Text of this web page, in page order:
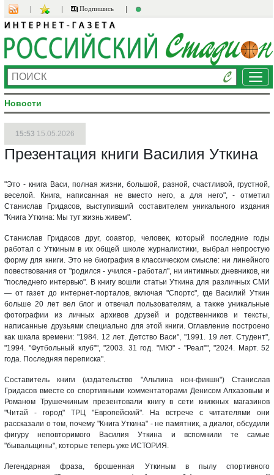
Подпишись
Новости
15:53 15.05.2026
Презентация книги Василия Уткина
"Это - книга Васи, полная жизни, большой, разной, счастливой, грустной,
веселой. Книга, написанная не вместо него, а для него", - отметил
Станислав Гридасов, выступивший составителем уникального издания
"Книга Уткина: Мы тут жизнь живем".
Станислав Гридасов друг, соавтор, человек, который последние годы
работал с Уткиным в их общей школе журналистики, выбрал непростую
форму для книги. Это не биография в классическом смысле: ни линейного
повествования от "родился - учился - работал", ни интимных дневников, ни
"последнего интервью". В книгу вошли статьи Уткина для различных СМИ
— от газет до интернет-порталов, включая "Спортс", где Василий Уткин
больше 20 лет вел блог и отвечал пользователям, а также уникальные
фотографии из личных архивов друзей и родственников и тексты,
написанные друзьями специально для этой книги.Оглавление построено
как шкала времени: "1984. 12 лет. Детство Васи", "1991. 19 лет. Студент",
"1994. "Футбольный клуб"", "2003. 31 год. "МЮ" - "Реал"", "2024. Март. 52
года. Последняя переписка".
Составитель книги (издательство "Альпина нон-фикшн") Станислав
Гридасов вместе со спортивными комментаторами Денисом Алхазовым и
Романом Трушечкиным презентовали книгу в сети книжных магазинов
"Читай - город" ТРЦ "Европейский". На встрече с читателями они
рассказали о том, почему "Книга Уткина" - не памятник, а диалог, обсудили
фигуру неповторимого Василия Уткина и вспомнили те самые
"бывальщины", которые теперь уже ИСТОРИЯ.
Легендарная фраза, брошенная Уткиным в пылу спортивного